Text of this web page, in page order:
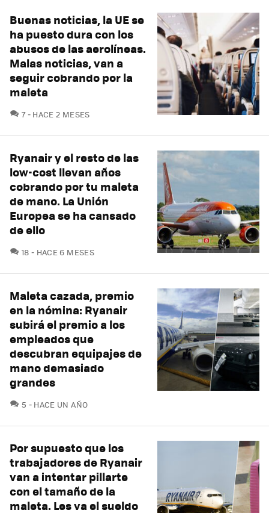
Buenas noticias, la UE se
ha puesto dura con los
abusos de las aerolíneas.
Malas noticias, van a
seguir cobrando por la
maleta
7COMENTARIOS
HACE 2 MESES
Ryanair y el resto de las
low-cost llevan años
cobrando por tu maleta
de mano. La Unión
Europea se ha cansado
de ello
18 COMENTARIOS
HACE 6 MESES
Maleta cazada, premio
en la nómina: Ryanair
subirá el premio a los
empleados que
descubran equipajes de
mano demasiado
grandes
5 COMENTARIOS
HACE UN AÑO
Por supuesto que los
trabajadores de Ryanair
van a intentar pillarte
con el tamaño de la
maleta. Les va el sueldo